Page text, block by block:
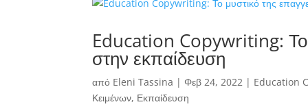
Education Copywriting: Το
στην εκπαίδευση
από Eleni Tassina |Φεβ 24, 2022 | Education
Κειμένων, Εκπαίδευση